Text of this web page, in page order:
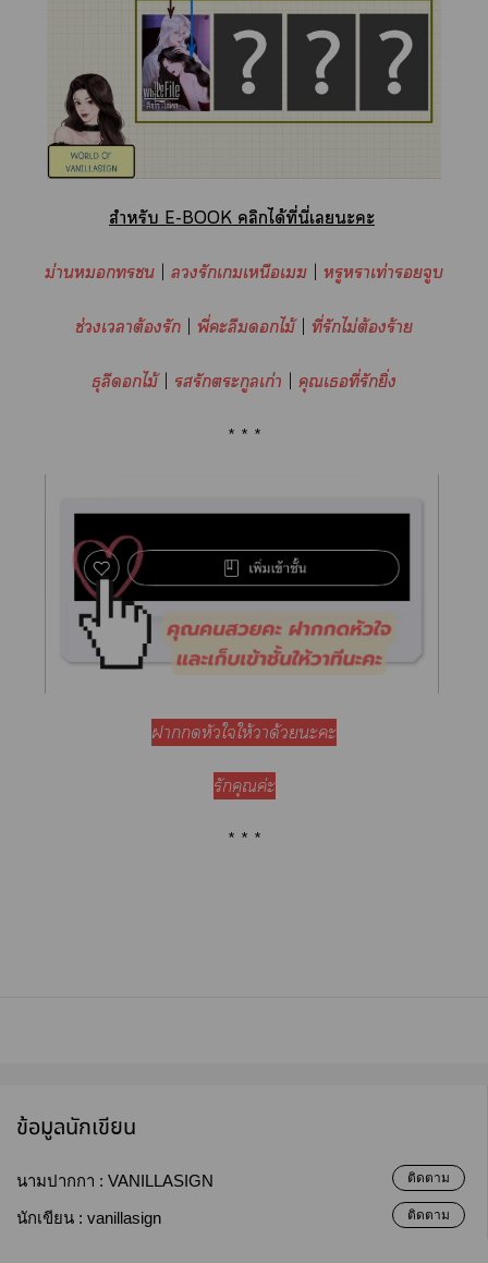
สำหรับ E-BOOK คลิกได้ที่นี่เะะ
ม่าน | รักเเหนือเ | หรูหราเท่าจูบ
ช่วงเาต้องรัก | พี่ะลืมไม้| ที่รักไม่ต้องร้าย
ธุลีไม้| รักตระกูลเก่า | คุณเที่รักยิ่ง
* * *
าหัวใให้วาด้วยะะ
รักคุณค่ะ
* * *
ข้อมูลนักเขียน
นามปากกา : VANILLASIGN ติดตาม
นักเขียน : vanillasign ติดตาม